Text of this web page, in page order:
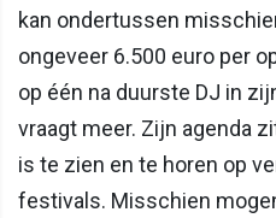
kan ondertussen
ongeveer 6.500 euro per
op één na duurste DJ in
vraagt meer. Zijn agenda
is te zien en te horen op
festivals. Misschien